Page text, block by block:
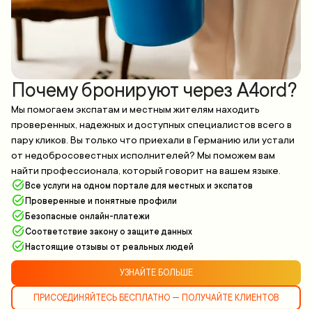
Почему бронируют через A4ord?
Мы помогаем экспатам и местным жителям находить
проверенных, надежных и доступных специалистов всего в
пару кликов. Вы только что приехали в Германию или устали
от недобросовестных исполнителей? Мы поможем вам
найти профессионала, который говорит на вашем языке.
Все услуги на одном портале для местных и экспатов
Проверенные и понятные профили
Безопасные онлайн-платежи
Соответствие закону о защите данных
Настоящие отзывы от реальных людей
УЗНАЙТЕ БОЛЬШЕ
ПРИСОЕДИНЯЙТЕСЬ БЕСПЛАТНО — ПОЛУЧАЙТЕ КЛИЕНТОВ